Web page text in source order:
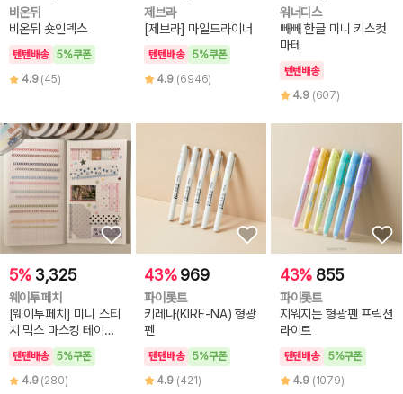
비온뒤
비온뒤 숏인덱스
텐텐배송
5%쿠폰
4.9 (45)
제브라
[제브라] 마일드라이너
텐텐배송
5%쿠폰
4.9 (6946)
워너디스
빼빼 한글 미니 키스컷
마테
텐텐배송
4.9 (607)
5% 3,325
웨이투페치
[웨이투페치] 미니 스티
치 믹스 마스킹 테이프
(6종 선택)
텐텐배송
5%쿠폰
4.9 (280)
43% 969
파이롯트
키레나(KIRE-NA) 형광
펜
텐텐배송
5%쿠폰
4.9 (421)
43% 855
파이롯트
지워지는 형광펜 프릭션
라이트
텐텐배송
5%쿠폰
4.9 (1079)